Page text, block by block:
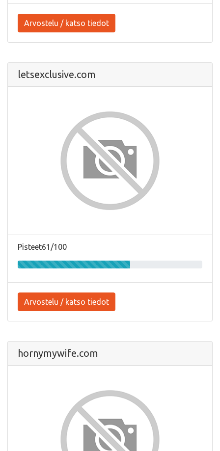
Arvostelu / katso tiedot
letsexclusive.com
Pisteet61/100
Arvostelu / katso tiedot
hornymywife.com